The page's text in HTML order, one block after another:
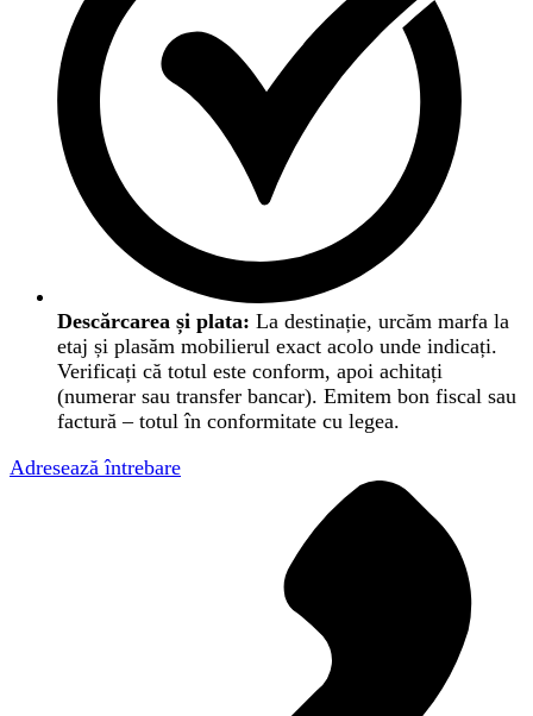
Descărcarea și plata: La destinație, urcăm marfa la
etaj și plasăm mobilierul exact acolo unde indicați.
Verificați că totul este conform, apoi achitați
(numerar sau transfer bancar). Emitem bon fiscal sau
factură – totul în conformitate cu legea.
Adresează întrebare